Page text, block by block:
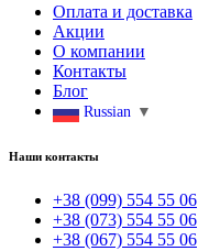
Оплата и доставка
Акции
О компании
Контакты
Блог
Russian ▼
Наши контакты
+38 (099) 554 55 06
+38 (073) 554 55 06
+38 (067) 554 55 06